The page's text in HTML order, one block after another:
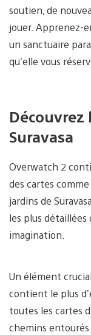
soutien, de
jouer. Apprenez-
un sanctuaire
qu’elle vous
Suravasa
Overwatch 2
des cartes
jardins de
les plus
imagination.
Un élément
contient le plus
toutes les cartes
chemins entourés